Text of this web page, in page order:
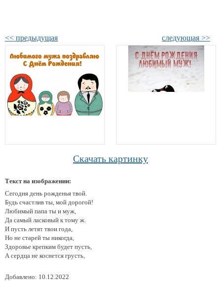
<< предыдущая следующая >>
Скачать картинку
Текст на изображении:
Сегодня день рожденья твой.
Будь счастлив ты, мой дорогой!
Любимый папа ты и муж,
Да самый ласковый к тому ж.
И пусть летят твои года,
Но не старей ты никогда,
Здоровье крепким будет пусть,
А сердца не коснется грусть,
Добавлено: 10.12.2022